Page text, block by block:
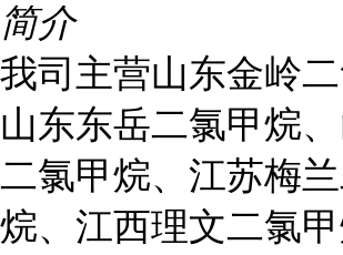
简介
我司主营山东金岭二
山东东岳二氯甲烷
二氯甲烷、江苏梅
烷、江西理文二氯